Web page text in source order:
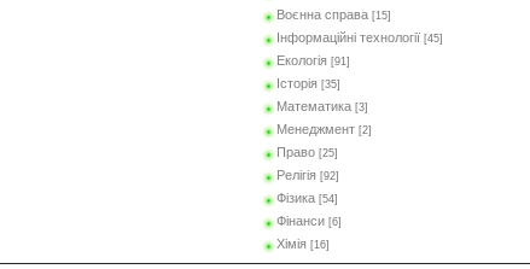
Воєнна справа [15]
Інформаційні технології [45]
Екологія [91]
Історія [35]
Математика [3]
Менеджмент [2]
Право [25]
Релігія [92]
Фізика [54]
Фінанси [6]
Хімія [16]